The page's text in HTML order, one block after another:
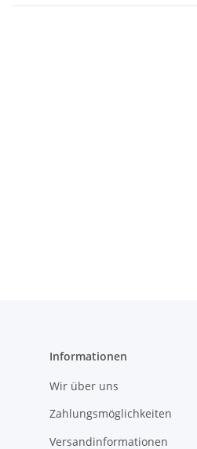
Informationen
Wir über uns
Zahlungsmöglichkeiten
Versandinformationen